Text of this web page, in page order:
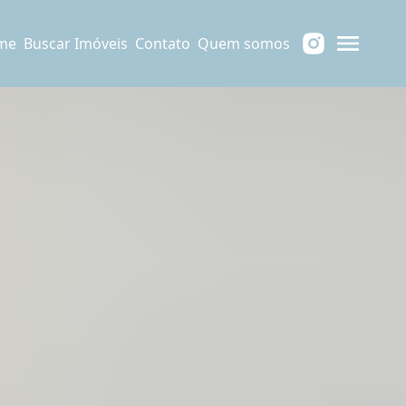
Buscar Imóveis Contato Quem somos